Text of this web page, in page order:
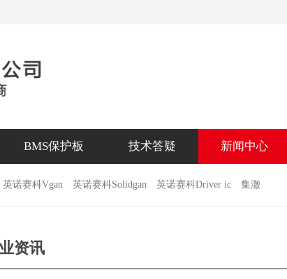
BMS保护板 技术答疑 新闻中心
英诺赛科Vgan 英诺赛科Solidgan 英诺赛科Driver ic 集澈
资讯